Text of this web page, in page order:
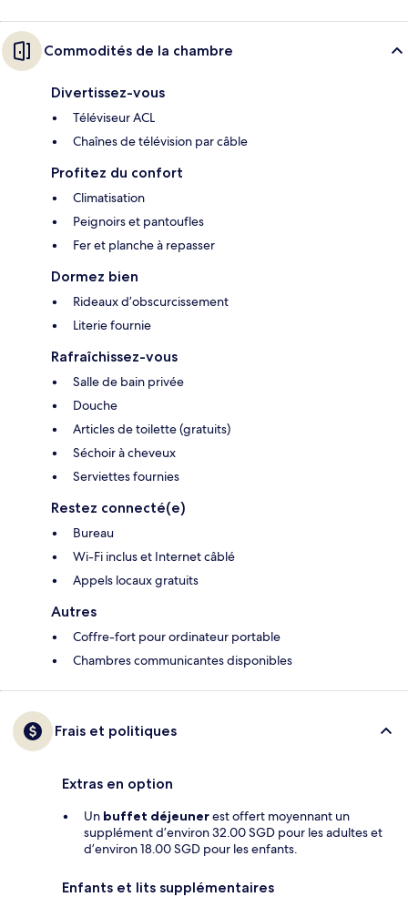
Commodités de la chambre
Divertissez-vous
Téléviseur ACL
Chaînes de télévision par câble
Profitez du confort
Climatisation
Peignoirs et pantoufles
Fer et planche à repasser
Dormez bien
Rideaux d’obscurcissement
Literie fournie
Rafraîchissez-vous
Salle de bain privée
Douche
Articles de toilette (gratuits)
Séchoir à cheveux
Serviettes fournies
Restez connecté(e)
Bureau
Wi-Fi inclus et Internet câblé
Appels locaux gratuits
Autres
Coffre-fort pour ordinateur portable
Chambres communicantes disponibles
Frais et politiques
Extras en option
Un buffet déjeunerest offert moyennant un
supplément d’environ 32.00 SGD pour les adultes et
d’environ 18.00 SGD pour les enfants.
Enfants et lits supplémentaires